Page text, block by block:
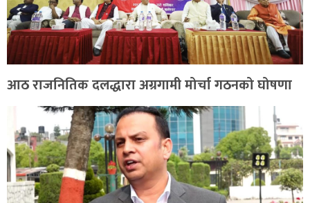
आठ राजनितिक दलद्धारा अग्रगामी मोर्चा गठनको घोषणा